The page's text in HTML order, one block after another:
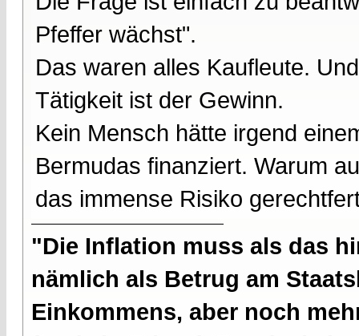
Pfeffer wächst".
Das waren alles Kaufleute.
Tätigkeit ist der Gewinn.
Kein Mensch hätte irgend
Bermudas finanziert. Warum
das immense Risiko
"Die Inflation muss als das
nämlich als Betrug am
Einkommens, aber noch